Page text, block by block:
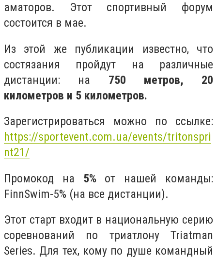
аматоров. Этот спортивный форум
состоится в мае.
Из этой же публикации известно, что
состязания пройдут на различные
дистанции: на 750 метров, 20
километров и 5 километров.
Зарегистрироваться можно по ссылке:
https://sportevent.com.ua/events/tritonspri
nt21/
Промокод на 5%от нашей команды:
FinnSwim-5% (на все дистанции).
Этот старт входит в национальную серию
соревнований по триатлону Triatman
Series. Для тех, кому по душе командный